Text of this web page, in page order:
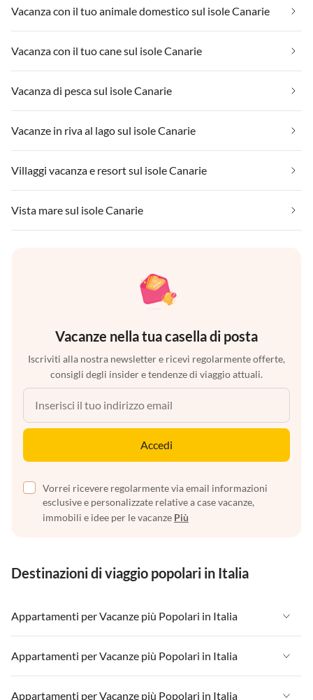
Vacanza con il tuo animale domestico sul isole Canarie
Vacanza con il tuo cane sul isole Canarie
Vacanza di pesca sul isole Canarie
Vacanze in riva al lago sul isole Canarie
Villaggi vacanza e resort sul isole Canarie
Vista mare sul isole Canarie
Vacanze nella tua casella di posta
Iscriviti alla nostra newsletter e ricevi regolarmente offerte,
consigli degli insider e tendenze di viaggio attuali.
Accedi
Vorrei ricevere regolarmente via email informazioni
esclusive e personalizzate relative a case vacanze,
immobili e idee per le vacanze Più
Destinazioni di viaggio popolari in Italia
Appartamenti per Vacanze più Popolari in Italia
Appartamenti per Vacanze in Italia
Appartamenti per Vacanze in Liguria
Appartamenti per Vacanze più Popolari in Italia
Appartamenti per Vacanze in Italia
Appartamenti per Vacanze più Popolari in Italia